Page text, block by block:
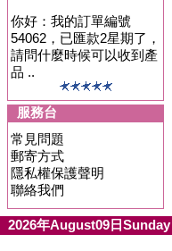
你好：我的訂單編號
54062，已匯款2星期了，
請問什麼時候可以收到產
品 ..
服務台
常見問題
郵寄方式
隱私權保護聲明
聯絡我們
2026年August09日Sunday